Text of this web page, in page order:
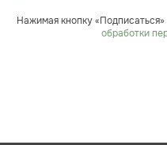
Нажимая кнопку
обработки